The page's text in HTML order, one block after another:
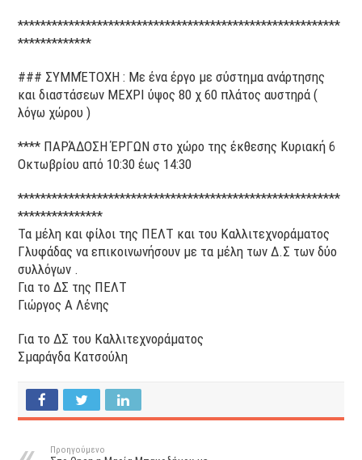
*********************************************************
*************
### ΣΥΜΜΈΤΟΧΗ : Με ένα έργο με σύστημα ανάρτησης
και διαστάσεων ΜΕΧΡΙ ύψος 80 χ 60 πλάτος αυστηρά (
λόγω χώρου )
**** ΠΑΡΆΔΟΣΗ ΈΡΓΩΝ στο χώρο της έκθεσης Κυριακή 6
Οκτωβρίου από 10:30 έως 14:30
*********************************************************
***************
Τα μέλη και φίλοι της ΠΕΛΤ και του Καλλιτεχνοράματος
Γλυφάδας να επικοινωνήσουν με τα μέλη των Δ.Σ των δύο
συλλόγων .
Για το ΔΣ της ΠΕΛΤ
Γιώργος Α Λένης
Για το ΔΣ του Καλλιτεχνοράματος
Σμαράγδα Κατσούλη
Προηγούμενο